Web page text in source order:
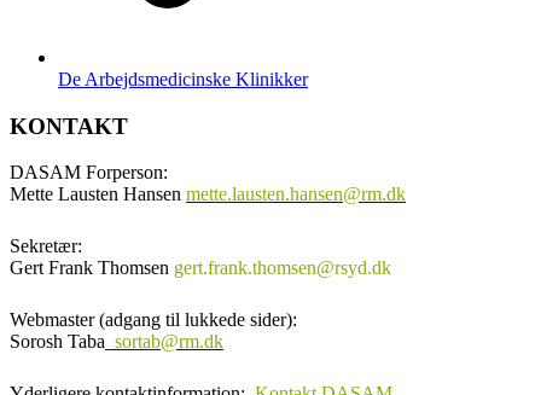
De Arbejdsmedicinske Klinikker
KONTAKT
DASAM Forperson:
Mette Lausten Hansen mette.lausten.hansen@rm.dk
Sekretær:
Gert Frank Thomsen gert.frank.thomsen@rsyd.dk
Webmaster (adgang til lukkede sider):
Sorosh Taba sortab@rm.dk